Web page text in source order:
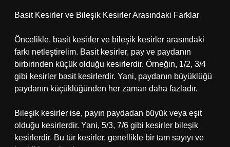
Basit Kesirler ve Bileşik Kesirler Arasındaki Farklar
Öncelikle, basit kesirler ve bileşik kesirler arasındaki
farkı netleştirelim. Basit kesirler, pay ve paydanın
birbirinden küçük olduğu kesirlerdir. Örneğin, 1/2, 3/4
gibi kesirler basit kesirlerdir. Yani, paydanın büyüklüğü
paydanın küçüklüğünden her zaman daha fazladır.
Bileşik kesirler ise, payın paydadan büyük veya eşit
olduğu kesirlerdir. Yani, 5/3, 7/6 gibi kesirler bileşik
kesirlerdir. Bu tür kesirler, genellikle bir tam sayıyı ve